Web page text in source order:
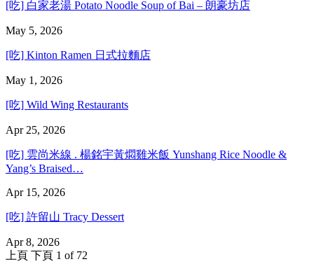
[吃] 白家老湯 Potato Noodle Soup of Bai – 朗豪坊店
May 5, 2026
[吃] Kinton Ramen 日式拉麵店
May 1, 2026
[吃] Wild Wing Restaurants
Apr 25, 2026
[吃] 雲尚米線 . 楊銘宇黃燜雞米飯 Yunshang Rice Noodle &
Yang’s Braised…
Apr 15, 2026
[吃] 許留山 Tracy Dessert
Apr 8, 2026
上頁 下頁 1 of 72